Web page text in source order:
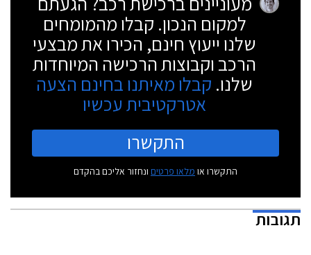
למקום הנכון. קבלו מהמומחים
שלנו ייעוץ חינם, הכירו את מבצעי
הרכב וקבוצות הרכישה המיוחדות
שלנו. קבלו מאיתנו בחינם הצעה
אטרקטיבית עכשיו
התקשרו
התקשרו או מלאו פרטים ונחזור אליכם בהקדם
תגובות